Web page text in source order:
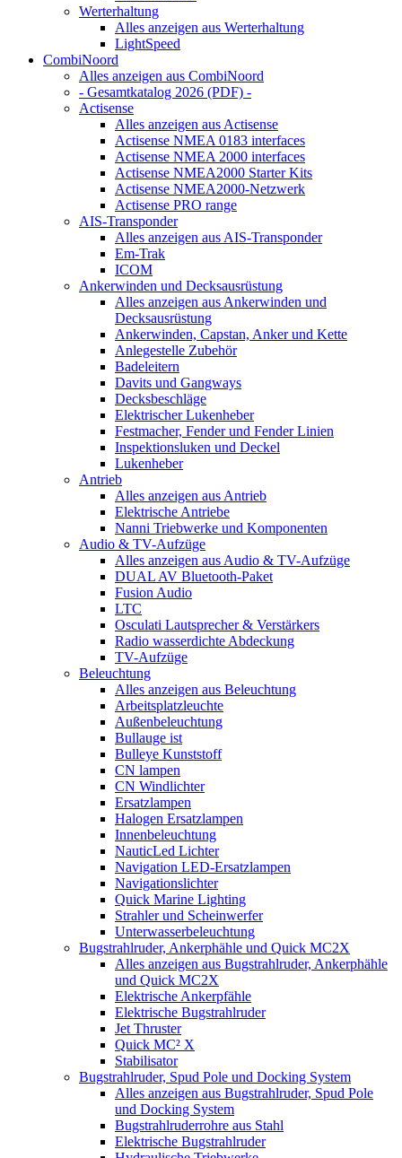
Werterhaltung
Alles anzeigen aus Werterhaltung
LightSpeed
CombiNoord
Alles anzeigen aus CombiNoord
- Gesamtkatalog 2026 (PDF) -
Actisense
Alles anzeigen aus Actisense
Actisense NMEA 0183 interfaces
Actisense NMEA 2000 interfaces
Actisense NMEA2000 Starter Kits
Actisense NMEA2000-Netzwerk
Actisense PRO range
AIS-Transponder
Alles anzeigen aus AIS-Transponder
Em-Trak
ICOM
Ankerwinden und Decksausrüstung
Alles anzeigen aus Ankerwinden und
Decksausrüstung
Ankerwinden, Capstan, Anker und Kette
Anlegestelle Zubehör
Badeleitern
Davits und Gangways
Decksbeschläge
Elektrischer Lukenheber
Festmacher, Fender und Fender Linien
Inspektionsluken und Deckel
Lukenheber
Antrieb
Alles anzeigen aus Antrieb
Elektrische Antriebe
Nanni Triebwerke und Komponenten
Audio & TV-Aufzüge
Alles anzeigen aus Audio & TV-Aufzüge
DUAL AV Bluetooth-Paket
Fusion Audio
LTC
Osculati Lautsprecher & Verstärkers
Radio wasserdichte Abdeckung
TV-Aufzüge
Beleuchtung
Alles anzeigen aus Beleuchtung
Arbeitsplatzleuchte
Außenbeleuchtung
Bullauge ist
Bulleye Kunststoff
CN lampen
CN Windlichter
Ersatzlampen
Halogen Ersatzlampen
Innenbeleuchtung
NauticLed Lichter
Navigation LED-Ersatzlampen
Navigationslichter
Quick Marine Lighting
Strahler und Scheinwerfer
Unterwasserbeleuchtung
Bugstrahlruder, Ankerphähle und Quick MC2X
Alles anzeigen aus Bugstrahlruder, Ankerphähle
und Quick MC2X
Elektrische Ankerpfähle
Elektrische Bugstrahlruder
Jet Thruster
Quick MC² X
Stabilisator
Bugstrahlruder, Spud Pole und Docking System
Alles anzeigen aus Bugstrahlruder, Spud Pole
und Docking System
Bugstrahlruderrohre aus Stahl
Elektrische Bugstrahlruder